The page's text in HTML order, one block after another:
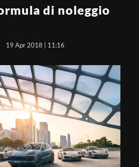
di noleggio
19 Apr 2018 | 11:16